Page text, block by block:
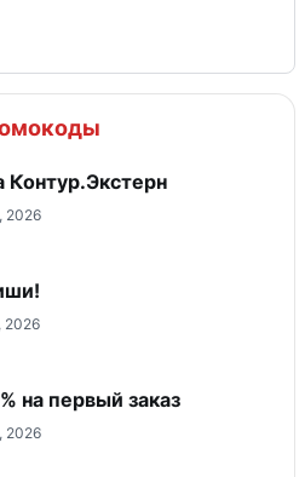
Контур.Экстерн
2026
2026
на первый заказ
2026